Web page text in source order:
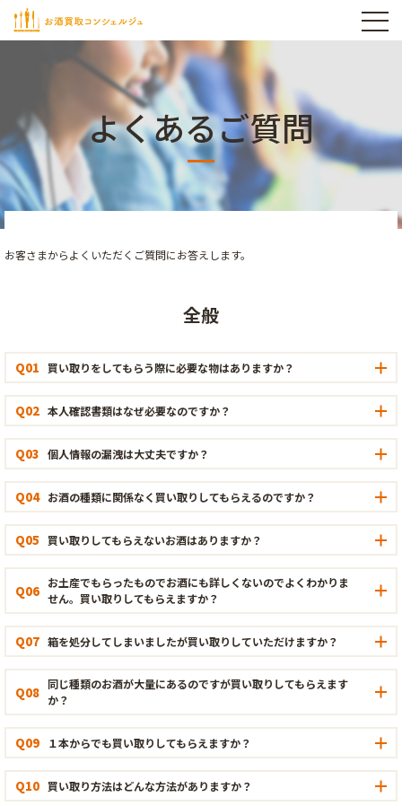
よくあるご質問
お客さまからよくいただくご質問にお答えします。
全般
Q01 買い取りをしてもらう際に必要な物はありますか？
Q02 本人確認書類はなぜ必要なのですか？
Q03 個人情報の漏洩は大丈夫ですか？
Q04 お酒の種類に関係なく買い取りしてもらえるのですか？
Q05 買い取りしてもらえないお酒はありますか？
Q06 お土産でもらったものでお酒にも詳しくないのでよくわかりま
せん。買い取りしてもらえますか？
Q07 箱を処分してしまいましたが買い取りしていただけますか？
Q08 同じ種類のお酒が大量にあるのですが買い取りしてもらえます
か？
Q09 １本からでも買い取りしてもらえますか？
Q10 買い取り方法はどんな方法がありますか？